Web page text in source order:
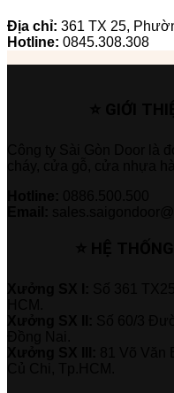
Địa chỉ: 361 TX 25,
Hotline: 0845.308.308